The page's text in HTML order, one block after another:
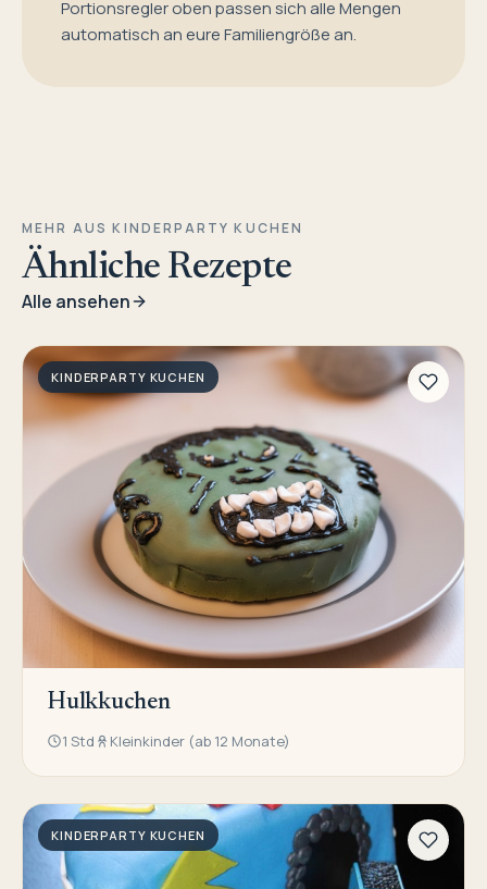
Portionsregler oben passen sich alle Mengen
automatisch an eure Familiengröße an.
MEHR AUS KINDERPARTY KUCHEN
Ähnliche Rezepte
Alle ansehen
KINDERPARTY KUCHEN
Hulkkuchen
1 Std Kleinkinder (ab 12 Monate)
KINDERPARTY KUCHEN